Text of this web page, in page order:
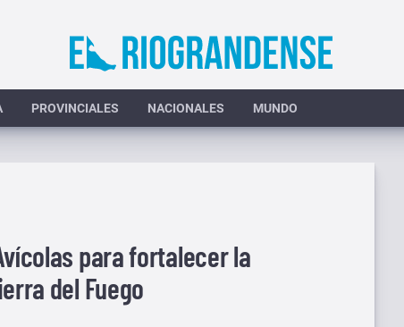
PROVINCIALES NACIONALES MUNDO
para fortalecer la
del Fuego